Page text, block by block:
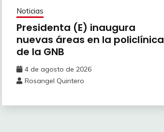
Noticias
Presidenta (E) inaugura
nuevas áreas en la policlínica
de la GNB
4 de agosto de 2026
Rosangel Quintero